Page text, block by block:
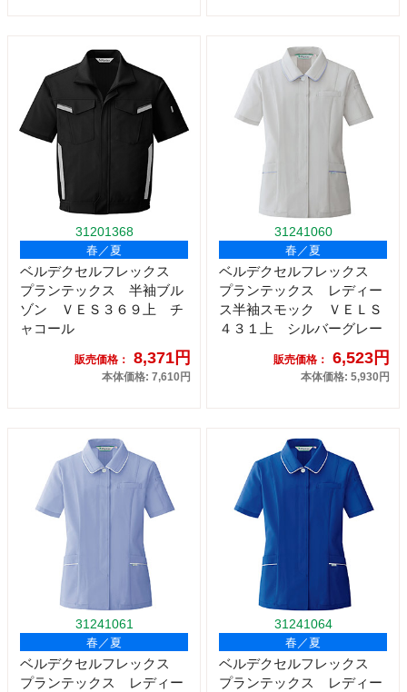
31201368
春／夏
ベルデクセルフレックス
プランテックス 半袖ブル
ゾン ＶＥＳ３６９上 チ
ャコール
販売価格： 8,371円
本体価格: 7,610円
31241060
春／夏
ベルデクセルフレックス
プランテックス レディー
ス半袖スモック ＶＥＬＳ
４３１上 シルバーグレー
販売価格： 6,523円
本体価格: 5,930円
31241061
春／夏
ベルデクセルフレックス
プランテックス レディー
31241064
春／夏
ベルデクセルフレックス
プランテックス レディー